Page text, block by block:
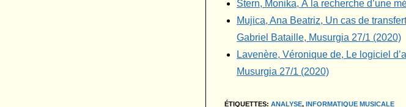
Stern, Monika, À la recherche d’une
Mujica, Ana Beatriz, Un cas de
Gabriel Bataille, Musurgia 27/1 (2020)
Lavenère, Véronique de, Le logiciel
Musurgia 27/1 (2020)
ÉTIQUETTES: ANALYSE, INFORMATIQUE MUSICALE